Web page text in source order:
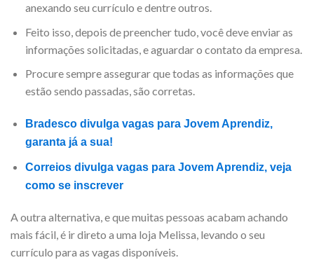
anexando seu currículo e dentre outros.
Feito isso, depois de preencher tudo, você deve enviar as
informações solicitadas, e aguardar o contato da empresa.
Procure sempre assegurar que todas as informações que
estão sendo passadas, são corretas.
Bradesco divulga vagas para Jovem Aprendiz,
garanta já a sua!
Correios divulga vagas para Jovem Aprendiz, veja
como se inscrever
A outra alternativa, e que muitas pessoas acabam achando
mais fácil, é ir direto a uma loja Melissa, levando o seu
currículo para as vagas disponíveis.